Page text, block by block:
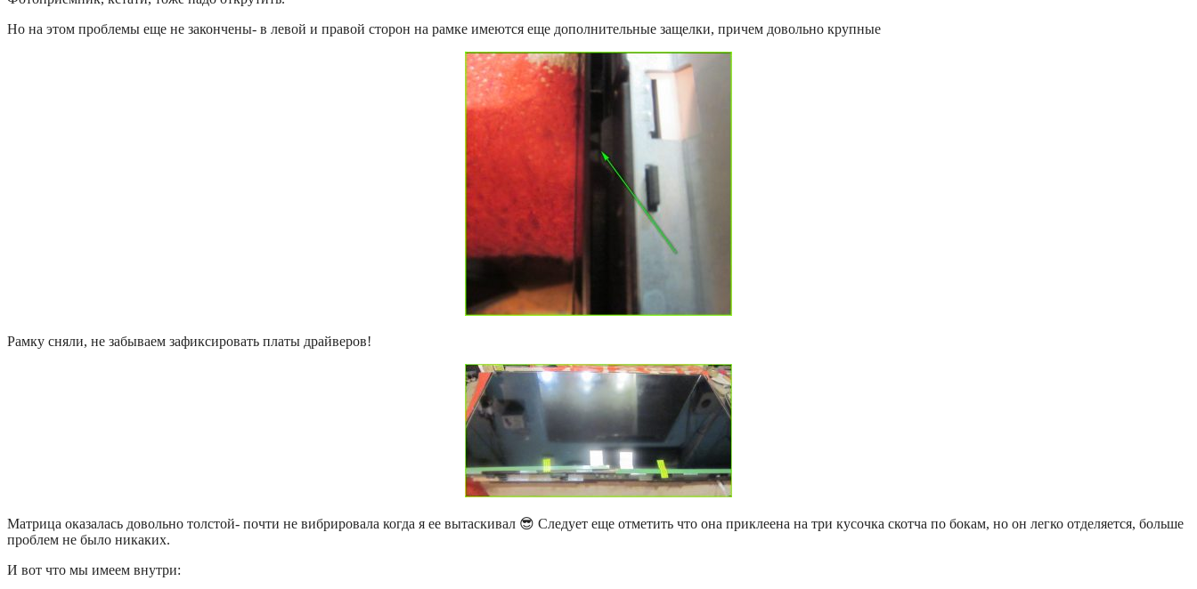
Но на этом проблемы еще не закончены- в левой и правой сторон на рамке имеются еще дополнительные защелки, причем довольно крупные
Рамку сняли, не забываем зафиксировать платы драйверов!
Матрица оказалась довольно толстой- почти не вибрировала когда я ее вытаскивал 😎 Следует еще отметить что она приклеена на три кусочка скотча по бокам, но он легко отделяется, больше
проблем не было никаких.
И вот что мы имеем внутри: